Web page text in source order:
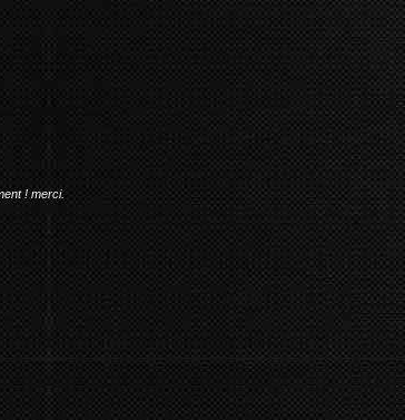
! merci.